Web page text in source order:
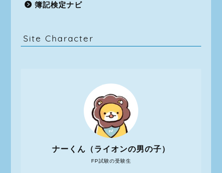
簿記検定ナビ
Site Character
FP試験の受験生
ナーくん（ライオンの男の子）